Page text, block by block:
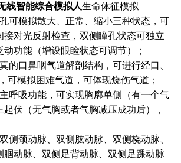
线智能综合模拟人生命体征模拟
可模拟散大、正常、缩小三种状态，可
接对光反射检查，双侧瞳孔状态可独立
功能（增设眼睑状态可调节）；
的口鼻咽气道解剖结构，可进行经口、
可模拟困难气道，可体现烧伤气道；
呼吸功能，可实现胸廓单侧（有一个气
伏（无气胸或者气胸减压成功后），
侧颈动脉、双侧肱动脉、双侧桡动脉、
腘动脉、双侧足背动脉、双侧足踝动脉